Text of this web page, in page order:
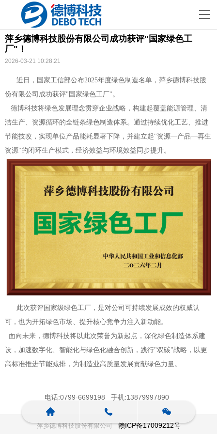
萍乡德博科技股份有限公司成功获评"国家绿色工
厂"！
2026-03-21 10:28:21
近日，国家工信部公布2025年度绿色制造名单，萍乡德博科技股
份有限公司成功获评"国家绿色工厂"。
德博科技将绿色发展理念贯穿企业战略，构建起覆盖能源管理、清
洁生产、资源循环的全链条绿色制造体系。通过持续优化工艺、推进
节能技改，实现单位产品能耗显著下降，并建立起"资源—产品—再生
资源"的闭环生产模式，经济效益与环境效益同步提升。
此次获评国家级绿色工厂，是对公司可持续发展成效的权威认
可，也为开拓绿色市场、提升核心竞争力注入新动能。
面向未来，德博科技将以此次荣誉为新起点，深化绿色制造体系建
设，加速数字化、智能化与绿色化融合创新，践行"双碳"战略，以更
高标准推进节能减排，为制造业高质量发展贡献绿色力量。
电话:0799-6699198 手机:13879997890
萍乡德博科技股份有限公司 -赣ICP备17009212号